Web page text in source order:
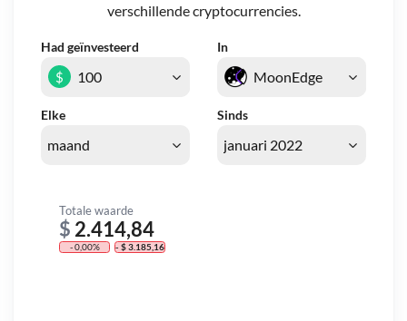
verschillende cryptocurrencies.
Had geïnvesteerd In
Elke Sinds
$
Totale waarde
$ 2.414,84
- 0,00% - $ 3.185,16